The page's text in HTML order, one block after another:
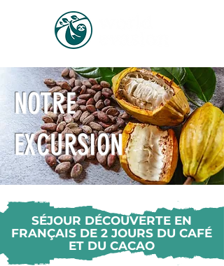
NOTRE
EXCURSION
SÉJOUR DÉCOUVERTE EN
FRANÇAIS DE 2 JOURS DU CAFÉ
ET DU CACAO